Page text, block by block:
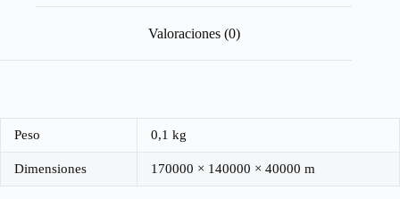
Valoraciones (0)
Peso 0,1 kg
Dimensiones 170000 × 140000 × 40000 m